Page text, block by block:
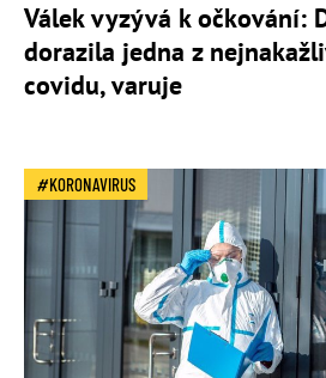
Válek vyzývá k očkování:
dorazila jedna z
covidu, varuje
KORONAVIRUS